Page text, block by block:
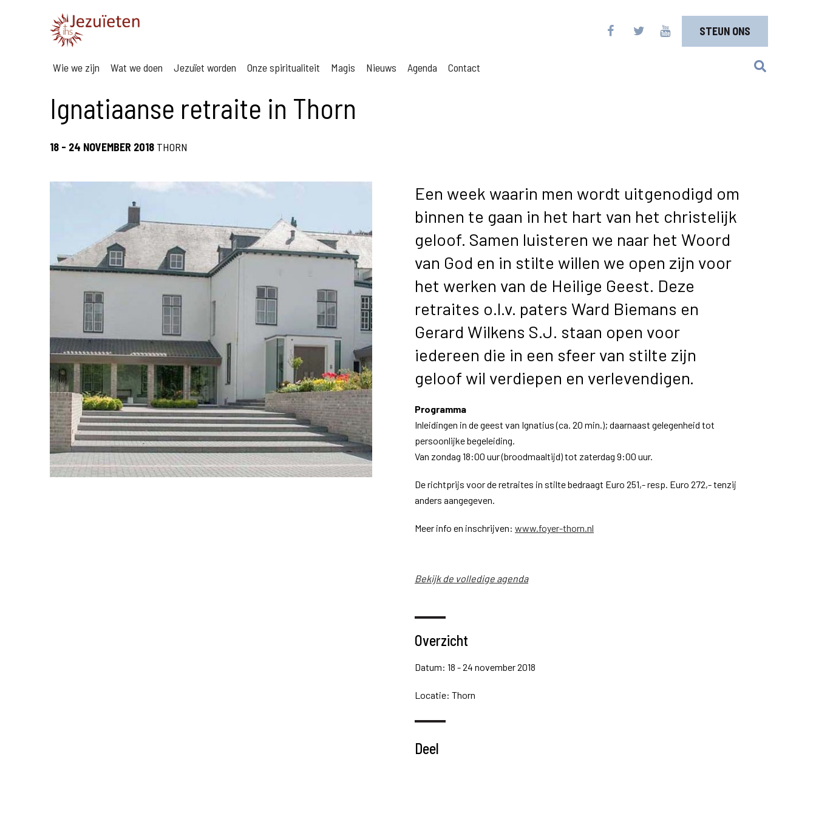
STEUN ONS
Wie we zijn Wat we doen Jezuïet worden Onze spiritualiteit Magis Nieuws Agenda Contact
Ignatiaanse retraite in Thorn
18 - 24 NOVEMBER 2018 THORN
Een week waarin men wordt uitgenodigd om
binnen te gaan in het hart van het christelijk
geloof. Samen luisteren we naar het Woord
van God en in stilte willen we open zijn voor
het werken van de Heilige Geest. Deze
retraites o.l.v. paters Ward Biemans en
Gerard Wilkens S.J. staan open voor
iedereen die in een sfeer van stilte zijn
geloof wil verdiepen en verlevendigen.
Programma
Inleidingen in de geest van Ignatius (ca. 20 min.); daarnaast gelegenheid tot
persoonlijke begeleiding.
Van zondag 18:00 uur (broodmaaltijd) tot zaterdag 9:00 uur.
De richtprijs voor de retraites in stilte bedraagt Euro 251,- resp. Euro 272,- tenzij
anders aangegeven.
Meer info en inschrijven: www.foyer-thorn.nl
Bekijk de volledige agenda
Overzicht
Datum: 18 - 24 november 2018
Locatie: Thorn
Deel